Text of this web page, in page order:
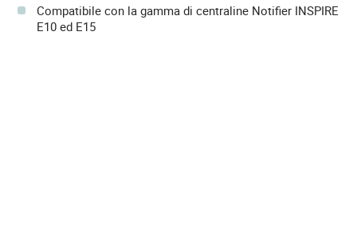
Compatibile con la gamma di centraline Notifier INSPIRE
E10 ed E15